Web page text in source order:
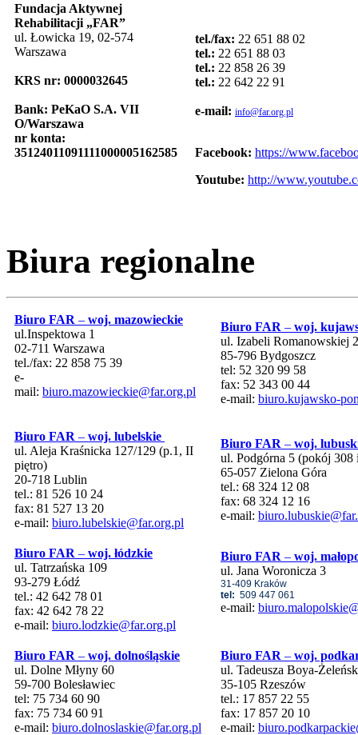
Fundacja Aktywnej
Rehabilitacji „FAR”
ul. Łowicka 19, 02-574
Warszawa
KRS nr: 0000032645
Bank: PeKaO S.A. VII
O/Warszawa
nr konta:
35124011091111000005162585
tel./fax: 22 651 88 02
tel.: 22 651 88 03
tel.: 22 858 26 39
tel.: 22 642 22 91
e-mail: info@far.org.pl
Facebook: https://
Youtube: http://
Biura regionalne
Biuro FAR – woj. mazowieckie
ul.Inspektowa 1
02-711 Warszawa
tel./fax: 22 858 75 39
e-
mail: biuro.mazowieckie@far.org.pl
Biuro FAR – woj.
ul. Izabeli Romanowskiej 2
85-796 Bydgoszcz
tel: 52 320 99 58
fax: 52 343 00 44
e-mail: biuro.kujawsko-
Biuro FAR – woj. lubelskie
ul. Aleja Kraśnicka 127/129 (p.1, II
piętro)
20-718 Lublin
tel.: 81 526 10 24
fax: 81 527 13 20
e-mail: biuro.lubelskie@far.org.pl
Biuro FAR – woj.
ul. Podgórna 5 (pokój 308
65-057 Zielona Góra
tel.: 68 324 12 08
fax: 68 324 12 16
e-mail:
Biuro FAR – woj. łódzkie
ul. Tatrzańska 109
93-279 Łódź
tel.: 42 642 78 01
fax: 42 642 78 22
e-mail: biuro.lodzkie@far.org.pl
Biuro FAR – woj.
ul. Jana Woronicza 3
31-409 Kraków
tel: 509 447 061
e-mail:
Biuro FAR – woj. dolnośląskie
ul. Dolne Młyny 60
59-700 Bolesławiec
tel: 75 734 60 90
fax: 75 734 60 91
e-mail: biuro.dolnoslaskie@far.org.pl
Biuro FAR – woj.
ul. Tadeusza Boya-
35-105 Rzeszów
tel.: 17 857 22 55
fax: 17 857 20 10
e-mail: